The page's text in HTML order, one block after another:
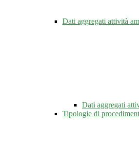
Dati aggregati attività
Dati aggregati
Tipologie di